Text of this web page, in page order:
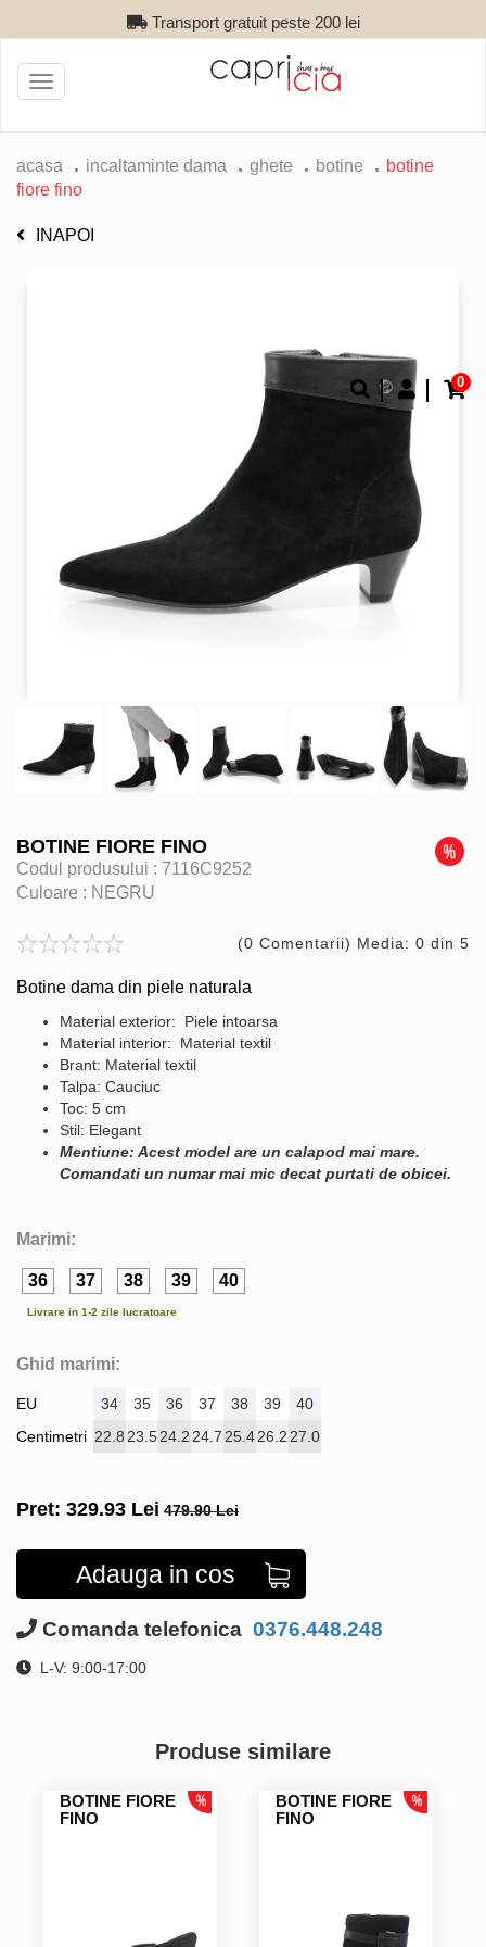
Transport gratuit peste 200 lei
0
Toggle
navigation
acasa incaltaminte dama ghete botine
botine
fiore fino
INAPOI
BOTINE FIORE FINO
Codul produsului : 7116C9252
Culoare : NEGRU
(0 Comentarii) Media: 0 din 5
Botine dama din piele naturala
Material exterior: Piele intoarsa
Material interior: Material textil
Brant: Material textil
Talpa: Cauciuc
Toc: 5 cm
Stil: Elegant
Mentiune: Acest model are un calapod mai mare.
Comandati un numar mai mic decat purtati de obicei.
Marimi:
36 37 38 39 40
Livrare in 1-2 zile lucratoare
Ghid marimi:
EU
Centimetri
34 35 36 37 38 39
40
22.8 23.524.2 24.7 25.426.2 27.0
Pret: 329.93 Lei 479.90 Lei
Adauga in cos
Comanda telefonica 0376.448.248
L-V: 9:00-17:00
Produse similare
BOTINE FIORE
FINO
BOTINE FIORE
FINO